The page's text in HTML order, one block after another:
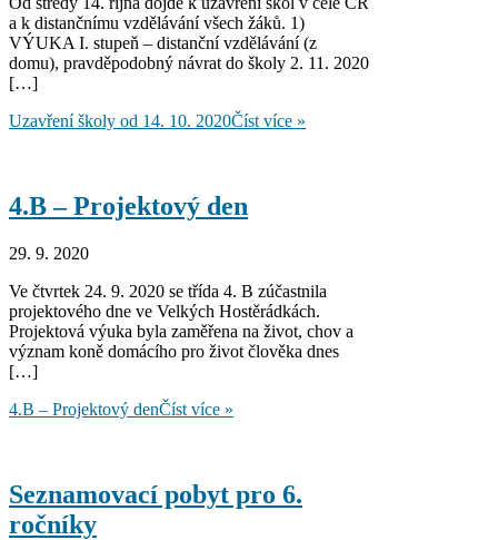
a k distančnímu vzdělávání všech žáků. 1)
VÝUKA I. stupeň – distanční vzdělávání (z
domu), pravděpodobný návrat do školy 2. 11. 2020
[…]
Uzavření školy od 14. 10. 2020Číst více »
4.B – Projektový den
29. 9. 2020
Ve čtvrtek 24. 9. 2020 se třída 4. B zúčastnila
projektového dne ve Velkých Hostěrádkách.
Projektová výuka byla zaměřena na život, chov a
význam koně domácího pro život člověka dnes
[…]
4.B – Projektový denČíst více »
Seznamovací pobyt pro 6.
ročníky